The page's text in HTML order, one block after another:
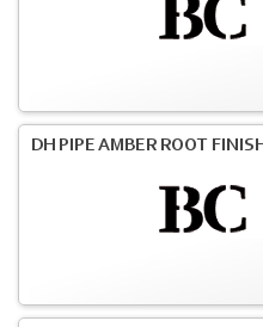
DH PIPE AMBER ROOT